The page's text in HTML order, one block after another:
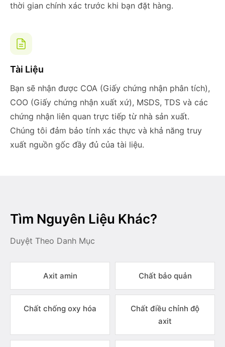
thời gian chính xác trước khi bạn đặt hàng.
Tài Liệu
Bạn sẽ nhận được COA (Giấy chứng nhận phân tích),
COO (Giấy chứng nhận xuất xứ), MSDS, TDS và các
chứng nhận liên quan trực tiếp từ nhà sản xuất.
Chúng tôi đảm bảo tính xác thực và khả năng truy
xuất nguồn gốc đầy đủ của tài liệu.
Tìm Nguyên Liệu Khác?
Duyệt Theo Danh Mục
Axit amin Chất bảo quản
Chất chống oxy hóa
Chất điều chỉnh độ
axit